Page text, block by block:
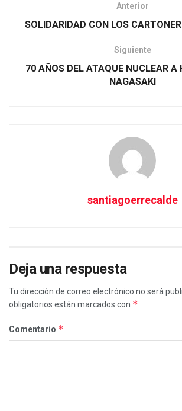
Anterior
SOLIDARIDAD CON LOS
Siguiente
70 AÑOS DEL ATAQUE NUCLEAR A
NAGASAKI
santiagoerrecalde
Deja una respuesta
Tu dirección de correo electrónico no será
obligatorios están marcados con *
Comentario *